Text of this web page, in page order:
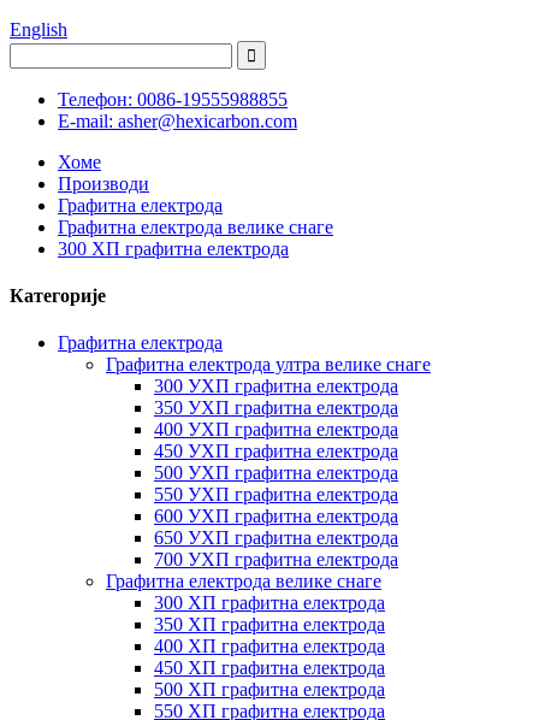
English
Телефон: 0086-19555988855
E-mail: asher@hexicarbon.com
Хоме
Производи
Графитна електрода
Графитна електрода велике снаге
300 ХП графитна електрода
Категорије
Графитна електрода
Графитна електрода ултра велике снаге
300 УХП графитна електрода
350 УХП графитна електрода
400 УХП графитна електрода
450 УХП графитна електрода
500 УХП графитна електрода
550 УХП графитна електрода
600 УХП графитна електрода
650 УХП графитна електрода
700 УХП графитна електрода
Графитна електрода велике снаге
300 ХП графитна електрода
350 ХП графитна електрода
400 ХП графитна електрода
450 ХП графитна електрода
500 ХП графитна електрода
550 ХП графитна електрода